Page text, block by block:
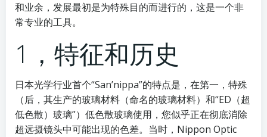
和业余，发展最初是为特殊目的而进行的，这是一个非
常专业的工具。
1，特征和历史
日本光学行业首个“San’nippa”的特点是，在第一，特殊
（后，其生产的玻璃材料（命名的玻璃材料）和“ED（超
低色散）玻璃”）低色散玻璃使用，您似乎正在彻底消除
超远摄镜头中可能出现的色差。当时，Nippon Optic